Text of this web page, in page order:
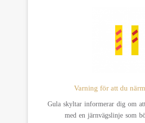
Varning för att du
Gula skyltar informerar dig om
med en järnvägslinje som